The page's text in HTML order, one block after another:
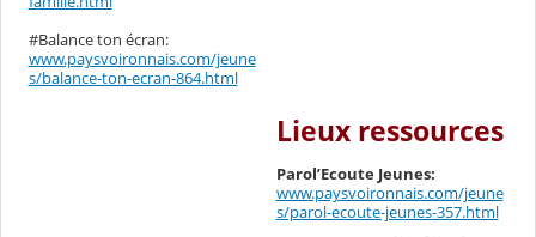
#Balance ton écran:
www.paysvoironnais.com/jeune
s/balance-ton-ecran-864.html
Lieux ressources
Parol’Ecoute Jeunes:
www.paysvoironnais.com/jeune
s/parol-ecoute-jeunes-357.html